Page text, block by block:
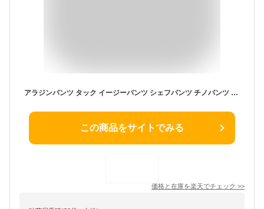
アラジンパンツ タック イージーパンツ シェフパンツ チノパンツ ツイル ワイド ボトムス アラジン シェフ サルエル パンツ ロングパンツ レディース 大きいサイズ 高見え 楽ちん ゆったり 体型カバー きれいめ バルーン カジュアル キャンプ 大人女子 コットン 春 夏 秋
この商品をサイトでみる
価格と在庫を楽天でチェック >>